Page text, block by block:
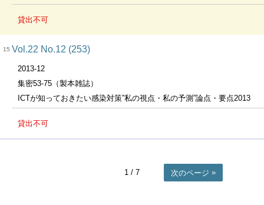
貸出不可
15 Vol.22 No.12 (253)
2013-12
集密53-75（製本雑誌）
ICTが知っておきたい感染対策”私の視点・私の予測”論点・要点2013
貸出不可
1 / 7 次のページ